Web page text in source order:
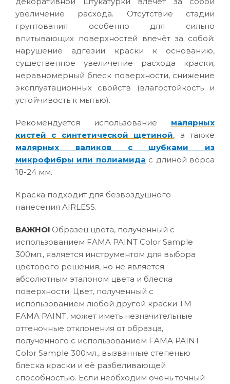
увеличение расхода. Отсутствие стадии
грунтования особенно для сильно
впитывающих поверхностей влечёт за собой:
нарушение адгезии краски к основанию,
существенное увеличение расхода краски,
неравномерный блеск поверхности, снижение
эксплуатационных свойств (влагостойкость и
устойчивость к мытью).
Рекомендуется использование малярных
кистей с синтетической щетиной, а также
малярных валиков с шубками из
микрофибры или полиамида с длиной ворса
18-24 мм.
Краска подходит для безвоздушного
нанесения AIRLESS.
ВАЖНО! Образец цвета, полученный с
использованием FAMA PAINT Color Sample
300мл., является инструментом для выбора
цветового решения, но не является
абсолютным эталоном цвета и блеска
поверхности. Цвет, полученный с
использованием любой другой краски ТМ
FAMA PAINT, может иметь незначительные
оттеночные отклонения от образца,
полученного с использованием FAMA PAINT
Color Sample 300мл., вызванные степенью
блеска краски и её разбеливающей
способностью. Если необходим очень точный